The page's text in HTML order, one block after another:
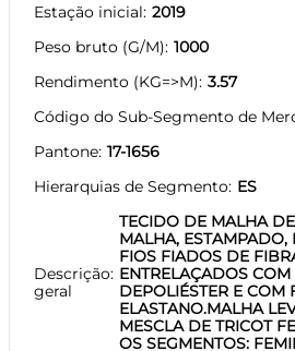
Estação inicial 2019
Peso bruto (G/M) 1000
Rendimento (KG=>M) 3.57
Código do Sub-Segmento de
Pantone 17-1656
Hierarquias de Segmento ES
Descrição
geral
TECIDO DE MALHA
MALHA,
FIOS FIADOS DE
ENTRELAÇADOS
DEPOLIÉSTER E COM
ELASTANO.MALHA
MESCLA DE TRICOT
OS SEGMENTOS: